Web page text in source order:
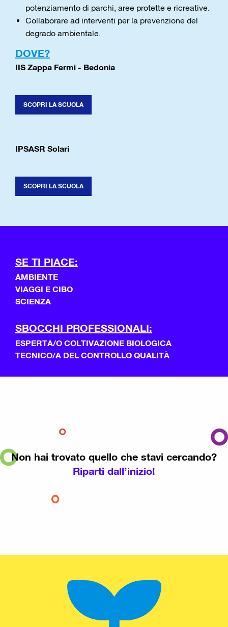
potenziamento di parchi, aree protette e ricreative.
Collaborare ad interventi per la prevenzione del
degrado ambientale.
DOVE?
IIS Zappa Fermi - Bedonia
SCOPRI LA SCUOLA
IPSASR Solari
SCOPRI LA SCUOLA
SE TI PIACE:
AMBIENTE
VIAGGI E CIBO
SCIENZA
SBOCCHI PROFESSIONALI:
ESPERTA/O COLTIVAZIONE BIOLOGICA
TECNICO/A DEL CONTROLLO QUALITÀ
Non hai trovato quello che stavi cercando?
Riparti dall’inizio!